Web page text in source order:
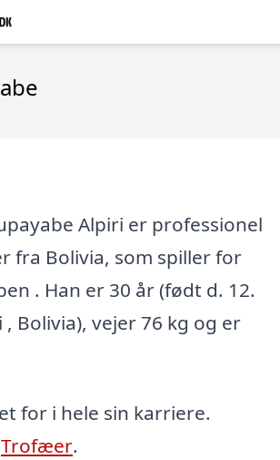
Alpiri er professionel
fra Bolivia, som spiller for
. Han er 30 år (født d. 12.
, Bolivia), vejer 76 kg og er
for i hele sin karriere.
Trofæer.